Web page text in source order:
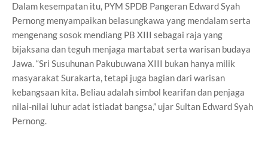
Dalam kesempatan itu, PYM SPDB Pangeran Edward Syah
Pernong menyampaikan belasungkawa yang mendalam serta
mengenang sosok mendiang PB XIII sebagai raja yang
bijaksana dan teguh menjaga martabat serta warisan budaya
Jawa. “Sri Susuhunan Pakubuwana XIII bukan hanya milik
masyarakat Surakarta, tetapi juga bagian dari warisan
kebangsaan kita. Beliau adalah simbol kearifan dan penjaga
nilai-nilai luhur adat istiadat bangsa,” ujar Sultan Edward Syah
Pernong.